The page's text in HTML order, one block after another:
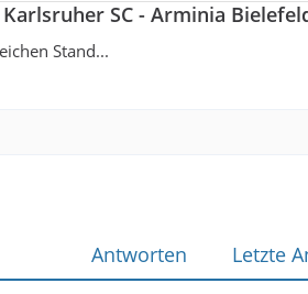
SC - Arminia
Stand...
Antworten
Letzte